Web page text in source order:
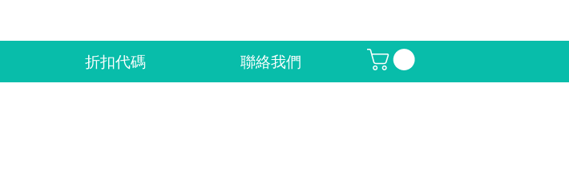
折扣代碼 聯絡我們